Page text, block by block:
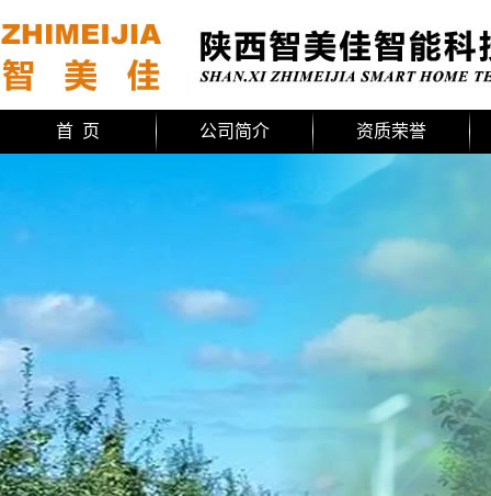
首 页 公司简介 资质荣誉